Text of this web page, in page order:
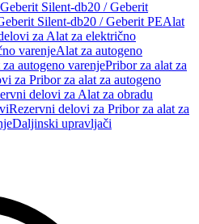
Silent-db20 / Geberit
Silent-db20 / Geberit PEAlat
za Alat za električno
varenjeAlat za autogeno
autogeno varenjePribor za alat za
za Pribor za alat za autogeno
delovi za Alat za obradu
Rezervni delovi za Pribor za alat za
Daljinski upravljači